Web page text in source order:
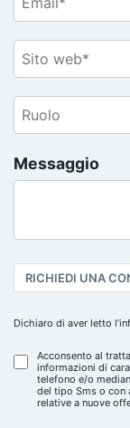
Messaggio
RICHIEDI UNA
Dichiaro di aver letto
Acconsento al
informazioni di
telefono e/o
del tipo Sms o con
relative a nuove